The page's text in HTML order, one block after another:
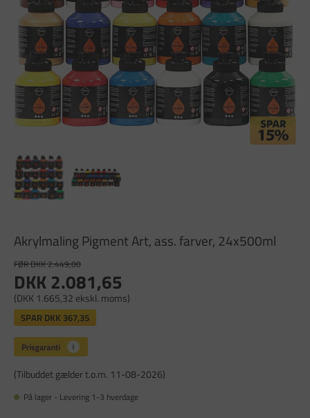
Akrylmaling Pigment Art, ass. farver, 24x500ml
FØR DKK 2.449,00
DKK 2.081,65
(DKK 1.665,32 ekskl. moms)
SPAR DKK 367,35
(Tilbuddet gælder t.o.m. 11-08-2026)
På lager - Levering 1-3 hverdage